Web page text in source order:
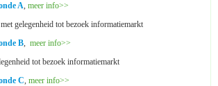
A, meer info>>
gelegenheid tot bezoek informatiemarkt
B, meer info>>
tot bezoek informatiemarkt
C, meer info>>